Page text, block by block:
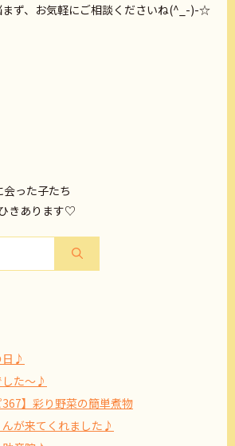
まず、お気軽にご相談くださいね(^_-)-☆
会った子たち
きあります♡
日♪
した～♪
367】彩り野菜の簡単煮物
んが来てくれました♪